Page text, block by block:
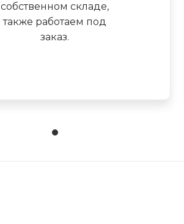
собственном складе,
также работаем под
заказ.